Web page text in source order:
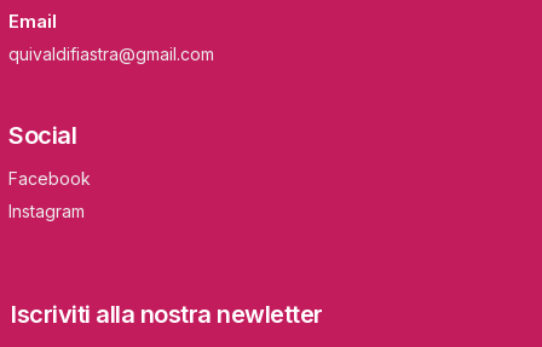
Email
quivaldifiastra@gmail.com
Social
Facebook
Instagram
Iscriviti alla nostra newletter